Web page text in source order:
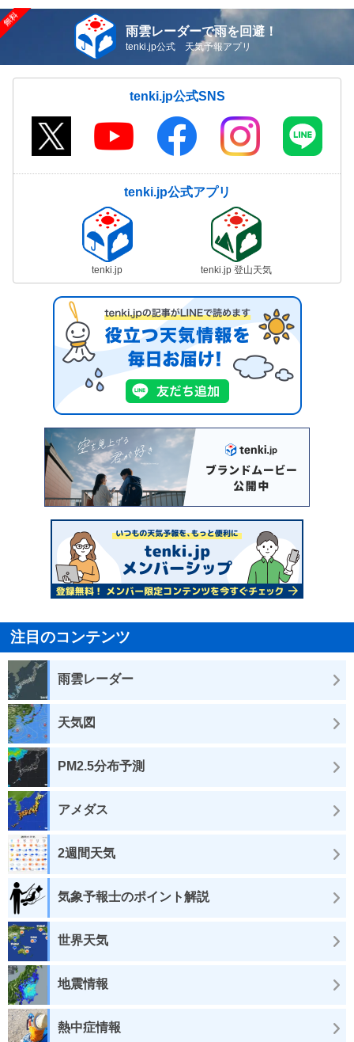
雨雲レーダーで雨を回避！
tenki.jp公式 天気予報アプリ
tenki.jp公式SNS
tenki.jp公式アプリ
tenki.jp tenki.jp 登山天気
注目のコンテンツ
雨雲レーダー
天気図
PM2.5分布予測
アメダス
2週間天気
気象予報士のポイント解説
世界天気
地震情報
熱中症情報